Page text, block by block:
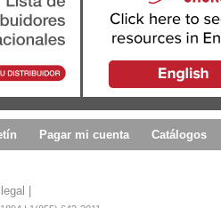
Pagar mi cuenta Catálogos